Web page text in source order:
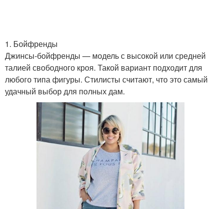
1. Бойфренды
Джинсы-бойфренды — модель с высокой или средней
талией свободного кроя. Такой вариант подходит для
любого типа фигуры. Стилисты считают, что это самый
удачный выбор для полных дам.